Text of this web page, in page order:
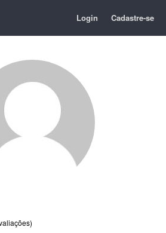
Login Cadastre-se